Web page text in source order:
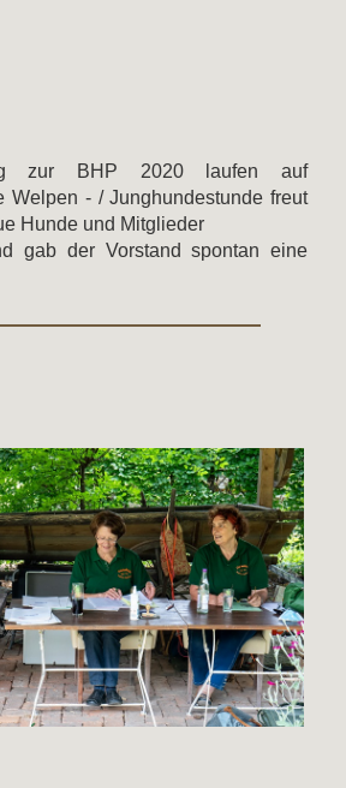
zur BHP 2020 laufen auf
Welpen - / Junghundestunde freut
Hunde und Mitglieder
gab der Vorstand spontan eine